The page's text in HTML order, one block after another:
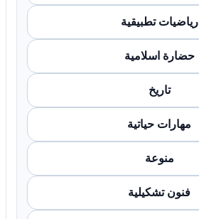
رياضيات تطبيقية
حضارة اسلامية
تاريخ
مهارات حياتية
منوعة
فنون تشكيلية